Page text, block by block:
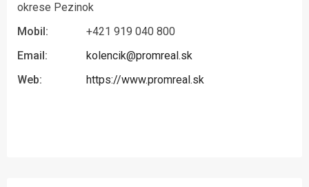
okrese Pezinok
Mobil:
+421 919 040 800
Email:
kolencik@promreal.sk
Web:
https://www.promreal.sk